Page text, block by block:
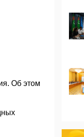
Об этом